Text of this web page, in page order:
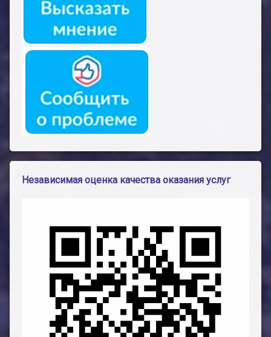
Независимая оценка качества оказания услуг